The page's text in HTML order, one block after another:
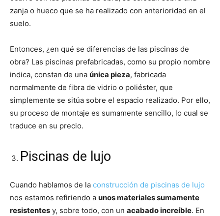
zanja o hueco que se ha realizado con anterioridad en el
suelo.
Entonces, ¿en qué se diferencias de las piscinas de
obra? Las piscinas prefabricadas, como su propio nombre
indica, constan de una única pieza, fabricada
normalmente de fibra de vidrio o poliéster, que
simplemente se sitúa sobre el espacio realizado. Por ello,
su proceso de montaje es sumamente sencillo, lo cual se
traduce en su precio.
Piscinas de lujo
Cuando hablamos de la construcción de piscinas de lujo
nos estamos refiriendo a unos materiales sumamente
resistentes y, sobre todo, con un acabado increíble. En